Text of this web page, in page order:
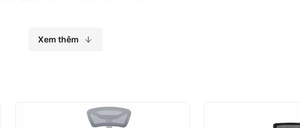
sang trọng, thiết kế chuẩn công thái học
Pro làm từ
hợp kim nhôm nguyên khối
, bền chắc và sang
Xem thêm